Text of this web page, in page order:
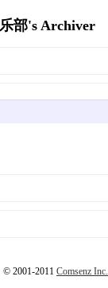
部's Archiver
© 2001-2011 Comsenz Inc.